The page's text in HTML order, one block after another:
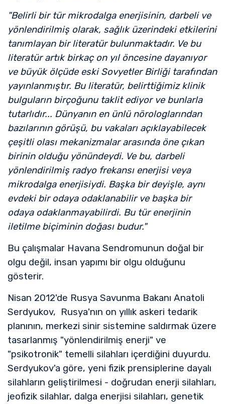
"Belirli bir tür mikrodalga enerjisinin, darbeli ve
yönlendirilmiş olarak, sağlık üzerindeki etkilerini
tanımlayan bir literatür bulunmaktadır. Ve bu
literatür artık birkaç on yıl öncesine dayanıyor
ve büyük ölçüde eski Sovyetler Birliği tarafından
yayınlanmıştır. Bu literatür, belirttiğimiz klinik
bulguların birçoğunu taklit ediyor ve bunlarla
tutarlıdır... Dünyanın en ünlü nörologlarından
bazılarının görüşü, bu vakaları açıklayabilecek
çeşitli olası mekanizmalar arasında öne çıkan
birinin olduğu yönündeydi. Ve bu, darbeli
yönlendirilmiş radyo frekansı enerjisi veya
mikrodalga enerjisiydi. Başka bir deyişle, aynı
evdeki bir odaya odaklanabilir ve başka bir
odaya odaklanmayabilirdi. Bu tür enerjinin
iletilme biçiminin doğası budur."
Bu çalışmalar Havana Sendromunun doğal bir
olgu değil, insan yapımı bir olgu olduğunu
gösterir.
Nisan 2012'de Rusya Savunma Bakanı Anatoli
Serdyukov, Rusya'nın on yıllık askeri tedarik
planının, merkezi sinir sistemine saldırmak üzere
tasarlanmış "yönlendirilmiş enerji" ve
"psikotronik" temelli silahları içerdiğini duyurdu.
Serdyukov'a göre, yeni fizik prensiplerine dayalı
silahların geliştirilmesi - doğrudan enerji silahları,
jeofizik silahlar, dalga enerjisi silahları, genetik